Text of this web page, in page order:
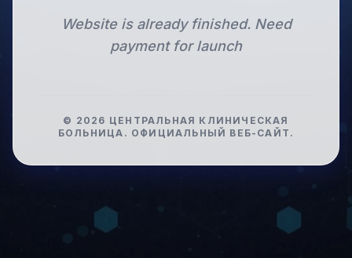
Website is already finished. Need
payment for launch
© 2026 ЦЕНТРАЛЬНАЯ КЛИНИЧЕСКАЯ
БОЛЬНИЦА . ОФИЦИАЛЬНЫЙ ВЕБ-САЙТ.